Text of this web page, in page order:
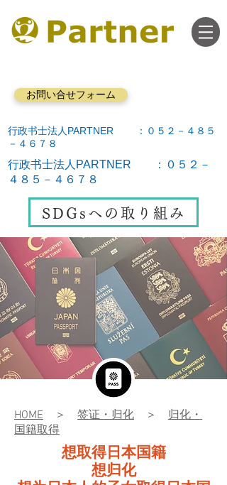
お問い合せフォーム
行政书士法人PARTNER ：０５２－４８５
－４６７８
行政书士法人PARTNER ：０５２－
４８５－４６７８
SDGsへの取り組み
HOME ＞ 签证・归化 ＞ 归化・
国籍取得
想取得日本国籍
想归化